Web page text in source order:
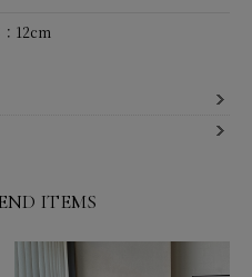
12cm
ITEMS